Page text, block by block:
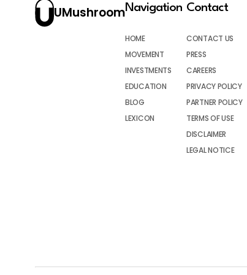
UMushroomNavigation
HOME
MOVEMENT
INVESTMENTS
EDUCATION
BLOG
LEXICON
Contact
CONTACT US
PRESS
CAREERS
PRIVACY POLICY
PARTNER POLICY
TERMS OF USE
DISCLAIMER
LEGAL NOTICE